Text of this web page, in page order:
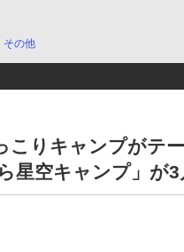
その他
こりキャンプがテ
星空キャンプ」が